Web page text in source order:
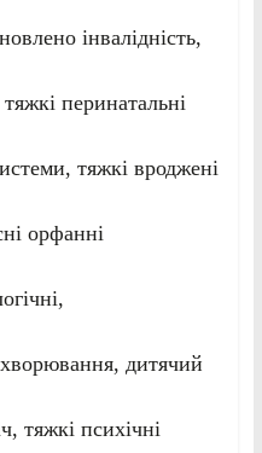
інвалідність,
перинатальні
тяжкі вроджені
орфанні
дитячий
тяжкі психічні